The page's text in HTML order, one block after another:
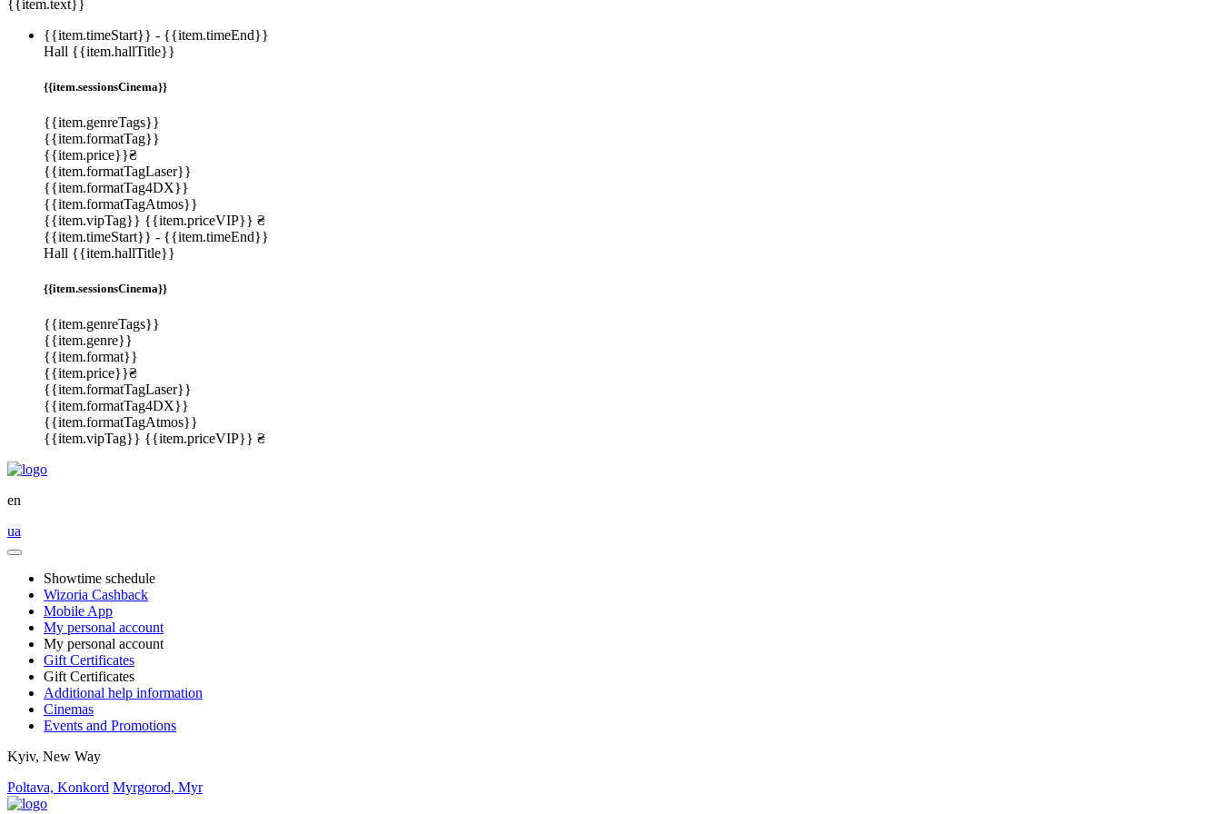
{{item.text}}
{{item.timeStart}} - {{item.timeEnd}}
Hall {{item.hallTitle}}
{{item.sessionsCinema}}
{{item.genreTags}}
{{item.formatTag}}
{{item.price}}₴
{{item.formatTagLaser}}
{{item.formatTag4DX}}
{{item.formatTagAtmos}}
{{item.vipTag}} {{item.priceVIP}} ₴
{{item.timeStart}} - {{item.timeEnd}}
Hall {{item.hallTitle}}
{{item.sessionsCinema}}
{{item.genreTags}}
{{item.genre}}
{{item.format}}
{{item.price}}₴
{{item.formatTagLaser}}
{{item.formatTag4DX}}
{{item.formatTagAtmos}}
{{item.vipTag}} {{item.priceVIP}} ₴
en
ua
Showtime schedule
Wizoria Cashback
Mobile App
My personal account
My personal account
Gift Certificates
Gift Certificates
Additional help information
Cinemas
Events and Promotions
Kyiv, New Way
Poltava, Konkord Myrgorod, Myr